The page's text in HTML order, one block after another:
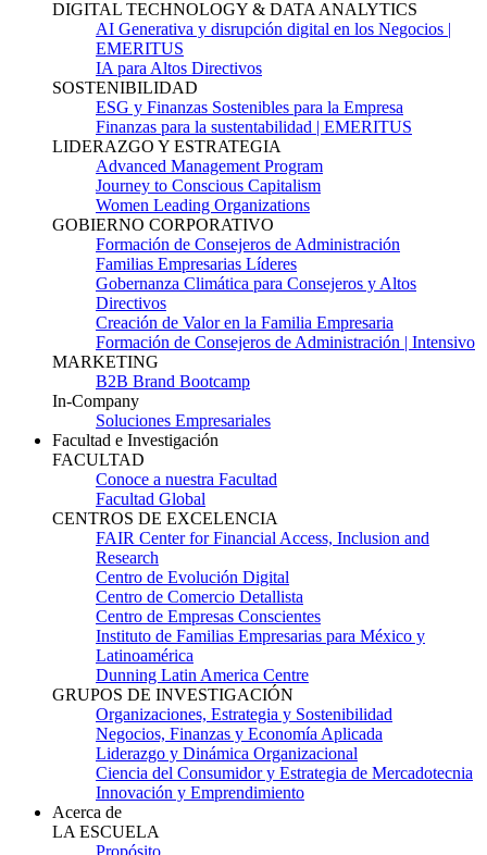
DIGITAL TECHNOLOGY & DATA ANALYTICS
AI Generativa y disrupción digital en los Negocios |
EMERITUS
IA para Altos Directivos
SOSTENIBILIDAD
ESG y Finanzas Sostenibles para la Empresa
Finanzas para la sustentabilidad | EMERITUS
LIDERAZGO Y ESTRATEGIA
Advanced Management Program
Journey to Conscious Capitalism
Women Leading Organizations
GOBIERNO CORPORATIVO
Formación de Consejeros de Administración
Familias Empresarias Líderes
Gobernanza Climática para Consejeros y Altos
Directivos
Creación de Valor en la Familia Empresaria
Formación de Consejeros de Administración | Intensivo
MARKETING
B2B Brand Bootcamp
In-Company
Soluciones Empresariales
Facultad e Investigación
FACULTAD
Conoce a nuestra Facultad
Facultad Global
CENTROS DE EXCELENCIA
FAIR Center for Financial Access, Inclusion and
Research
Centro de Evolución Digital
Centro de Comercio Detallista
Centro de Empresas Conscientes
Instituto de Familias Empresarias para México y
Latinoamérica
Dunning Latin America Centre
GRUPOS DE INVESTIGACIÓN
Organizaciones, Estrategia y Sostenibilidad
Negocios, Finanzas y Economía Aplicada
Liderazgo y Dinámica Organizacional
Ciencia del Consumidor y Estrategia de Mercadotecnia
Innovación y Emprendimiento
Acerca de
LA ESCUELA
Propósito